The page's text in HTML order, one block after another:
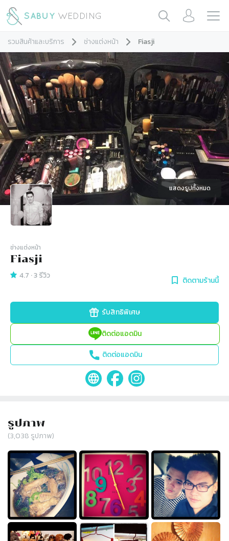
รวมสินค้าและบริการ ช่างแต่งหน้า Fiasji
แสดงรูปทั้งหมด
ช่างแต่งหน้า
Fiasji
4.7 ·3รีวิว ติดตามร้านนี้
รับสิทธิพิเศษ
ติดต่อแอดมิน
ติดต่อแอดมิน
รูปภาพ
(3,038 รูปภาพ)